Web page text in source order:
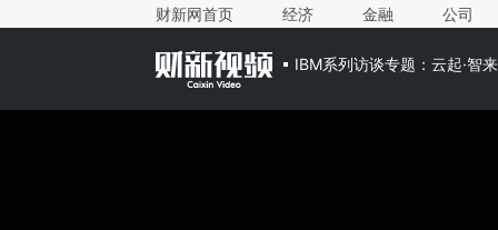
财新网首页 经济 金融 公司
IBM系列访谈专题：云起·智来